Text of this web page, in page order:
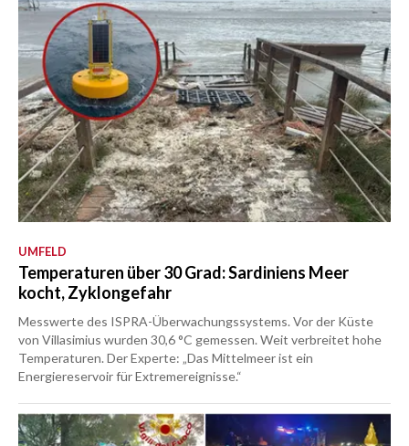
UMFELD
Temperaturen über 30 Grad: Sardiniens Meer
kocht, Zyklongefahr
Messwerte des ISPRA-Überwachungssystems. Vor der Küste
von Villasimius wurden 30,6 °C gemessen. Weit verbreitet hohe
Temperaturen. Der Experte: „Das Mittelmeer ist ein
Energiereservoir für Extremereignisse.“